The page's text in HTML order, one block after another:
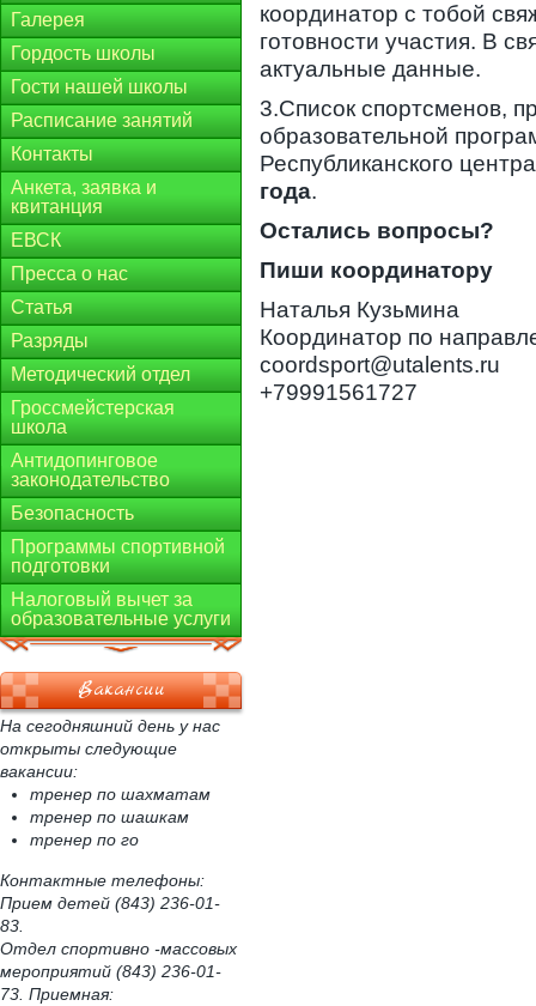
Галерея
Гордость школы
Гости нашей школы
Расписание занятий
Контакты
Анкета, заявка и
квитанция
ЕВСК
Пресса о нас
Статья
Разряды
Методический отдел
Гроссмейстерская
школа
Антидопинговое
законодательство
Безопасность
Программы спортивной
подготовки
Налоговый вычет за
образовательные услуги
Вакансии
На сегодняшний день у нас
открыты следующие
вакансии:
тренер по шахматам
тренер по шашкам
тренер по го
Контактные телефоны:
Прием детей (843) 236-01-
83.
Отдел спортивно -массовых
мероприятий (843) 236-01-
73. Приемная:
координатор с тобой
готовности участия. В
актуальные данные.
3.Список спортсменов,
образовательной
Республиканского
года.
Остались вопросы?
Пиши координатору
Наталья Кузьмина
Координатор по
coordsport@utalents.ru
+79991561727